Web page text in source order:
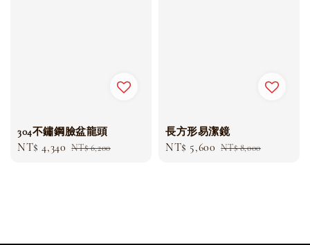
304不鏽鋼臉盆龍頭
Sale
NT$ 4,340 Regular
NT$ 6,200
長方形易潔鏡
Sale
NT$ 5,600 Regular
NT$ 8,000